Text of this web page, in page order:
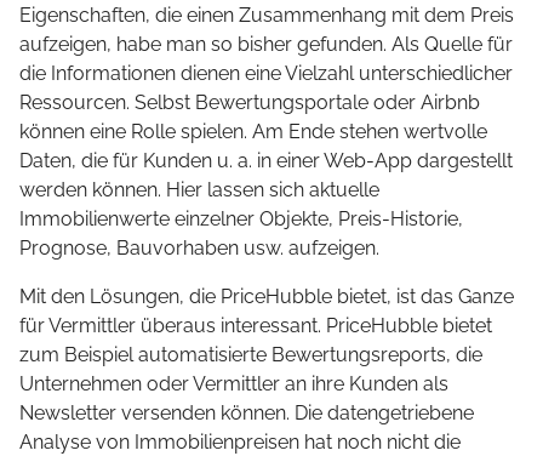
Eigenschaften, die einen Zusammenhang mit dem Preis
aufzeigen, habe man so bisher gefunden. Als Quelle für
die Informationen dienen eine Vielzahl unterschiedlicher
Ressourcen. Selbst Bewertungsportale oder Airbnb
können eine Rolle spielen. Am Ende stehen wertvolle
Daten, die für Kunden u. a. in einer Web-App dargestellt
werden können. Hier lassen sich aktuelle
Immobilienwerte einzelner Objekte, Preis-Historie,
Prognose, Bauvorhaben usw. aufzeigen.
Mit den Lösungen, die PriceHubble bietet, ist das Ganze
für Vermittler überaus interessant. PriceHubble bietet
zum Beispiel automatisierte Bewertungsreports, die
Unternehmen oder Vermittler an ihre Kunden als
Newsletter versenden können. Die datengetriebene
Analyse von Immobilienpreisen hat noch nicht die